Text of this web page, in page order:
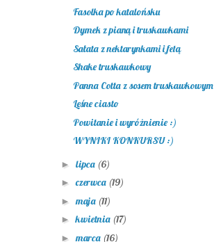
Fasolka po katalońsku
Dymek z pianą i truskawkami
Sałata z nektarynkami i fetą
Shake truskawkowy
Panna Cotta z sosem truskawkowym
Leśne ciasto
Powitanie i wyróżnienie :)
WYNIKI KONKURSU :)
► lipca (6)
►czerwca (19)
► maja (11)
►kwietnia (17)
► marca (16)